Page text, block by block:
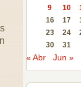
9
10
16
17
23
24
30
31
« Abr Jun »